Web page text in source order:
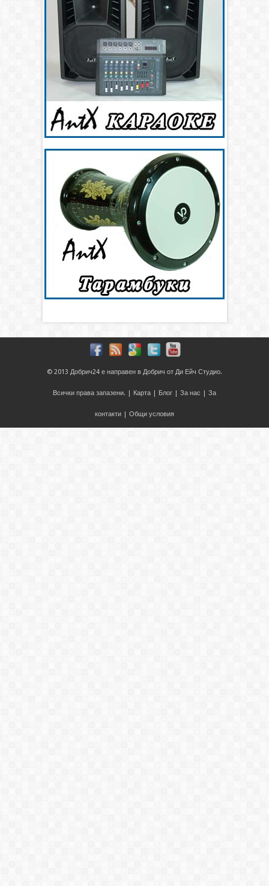
© 2013 Добрич24 е направен в Добрич от Ди Ейч Студио.
Всички права запазени. | Карта Блог За нас За
контакти Общи условия